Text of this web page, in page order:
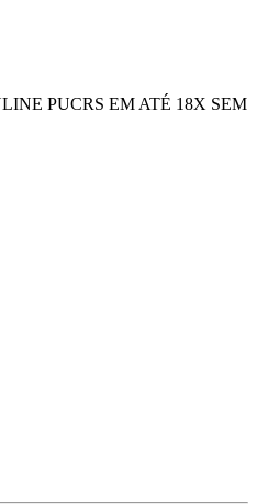
PUCRS EM ATÉ 18X SEM